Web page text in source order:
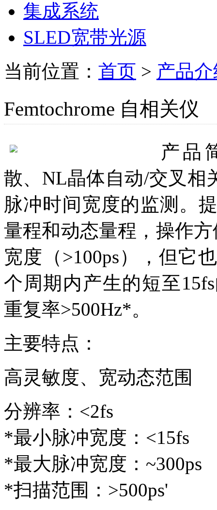
集成系统
SLED宽带光源
当前位置： 首页 > 产品
Femtochrome 自相关仪
产品
散、NL晶体自动/交叉相
脉冲时间宽度的监测。
量程和动态量程，操作
宽度（>100ps），但它
个周期内产生的短至
重复率>500Hz*。
主要特点：
高灵敏度、宽动态范围
分辨率：<2fs
*最小脉冲宽度：<15fs
*最大脉冲宽度：~300ps
*扫描范围：>500ps'